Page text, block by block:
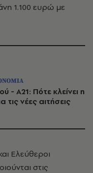
1.100 ευρώ με
- Α21: Πότε κλείνει η
νέες αιτήσεις
Ελεύθεροι
στις